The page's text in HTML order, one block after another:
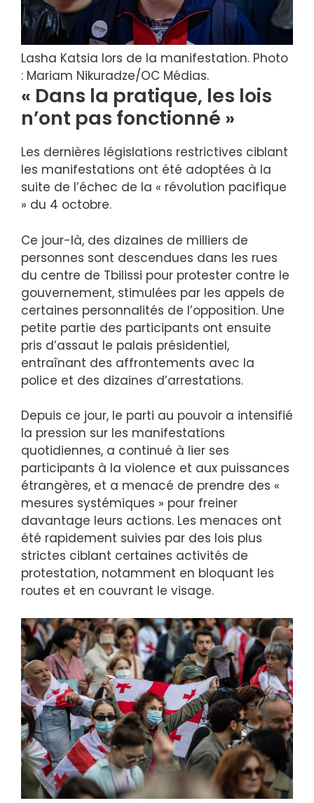
Lasha Katsia lors de la manifestation. Photo
: Mariam Nikuradze/OC Médias.
« Dans la pratique, les lois
n’ont pas fonctionné »
Les dernières législations restrictives ciblant
les manifestations ont été adoptées à la
suite de l’échec de la « révolution pacifique
» du 4 octobre.
Ce jour-là, des dizaines de milliers de
personnes sont descendues dans les rues
du centre de Tbilissi pour protester contre le
gouvernement, stimulées par les appels de
certaines personnalités de l’opposition. Une
petite partie des participants ont ensuite
pris d’assaut le palais présidentiel,
entraînant des affrontements avec la
police et des dizaines d’arrestations.
Depuis ce jour, le parti au pouvoir a intensifié
la pression sur les manifestations
quotidiennes, a continué à lier ses
participants à la violence et aux puissances
étrangères, et a menacé de prendre des «
mesures systémiques » pour freiner
davantage leurs actions. Les menaces ont
été rapidement suivies par des lois plus
strictes ciblant certaines activités de
protestation, notamment en bloquant les
routes et en couvrant le visage.